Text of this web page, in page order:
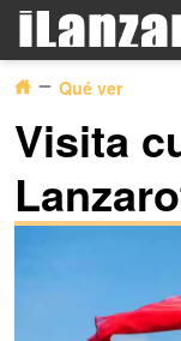
Qué ver
Visita